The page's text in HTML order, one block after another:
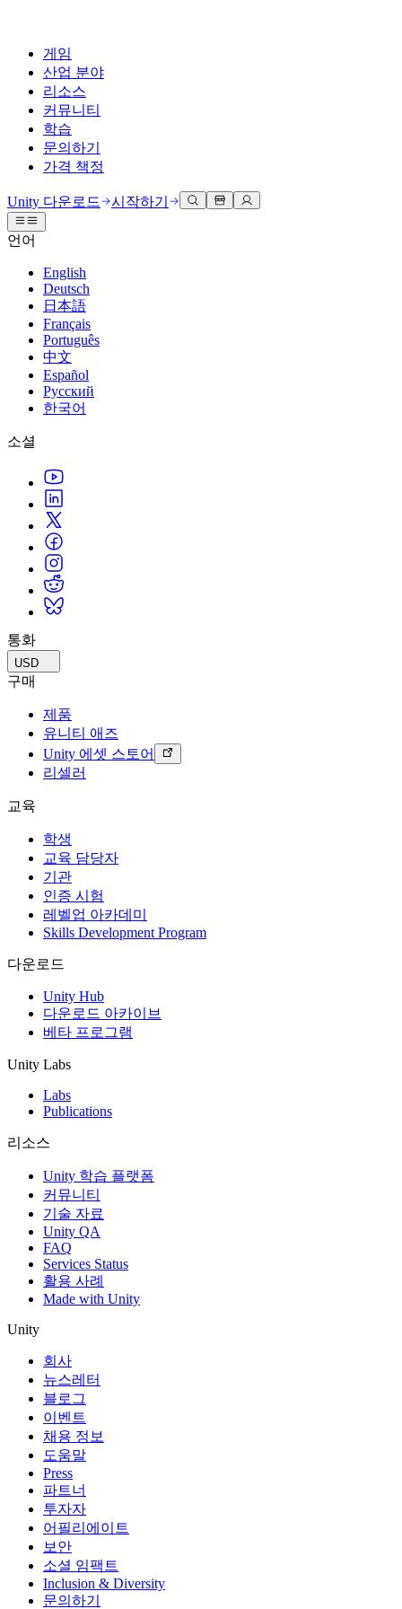
게임
산업 분야
리소스
커뮤니티
학습
문의하기
가격 책정
Unity 엔진
모든 플랫폼 위한 2D 및 3D 게임 제작
협업
팀과 함께 신속한 협업과 반복 작업을 수행하세요.
Unity 다운로드
플랜 및 가격
배포
Unity가 지원하는 25개 이상의 플랫폼을 살펴보세요.
LiveOps
출시 후 인사이트를 확인하고 라이브 게임을 운영하세요.
성장
사용자 확보
모바일 사용자를 검색하고 Acquire
매장 및 D2C 전반에 걸쳐 IAP 관리하세요.
수익화
Unity로 광고하세요
활용 부문
모바일 게임
Unity로 모바일 히트작을 제작하고 성장시키세요.
인디 게임
소규모 팀으로 대작 게임을 출시하세요.
XR 게임
여러 플랫폼에서 XR 게임을 출시하세요.
멀티플레이어 게임
멀티플레이어 게임 개발을 간소화하세요.
3D 협업
실시간 3D 프로젝트 빌드 및 검토
몰입형 교육
몰입도 높은 환경 제작
고객 경험
인터랙티브 3D 경험 제작
산업 분야
운영 우수성 확보
리테일
상점 경험을 온라인 경험으로 전환
자동차
혁신을 가속화하고 차량 내 경험을 향상시키세요.
모든 산업 보기
기술 자료
공식 유저. '광고 지면'의 타겟 고객 매뉴얼 및 API 레퍼런스
개발자 툴
릴리스 버전 및 이슈 트래커
로드맵
예정된 기능 검토
기술 용어 라이브러리
활용 사례
실제 성공 사례
베스트 프랙티스 가이드
전문가 팁
데모
데모, 샘플 및 빌딩 블록
모든 리소스
새로운 기능
블로그
업데이트, 정보, 기술 팁
뉴스
토론
토론, 문제 해결, 소통
이벤트
글로벌 이벤트 및 현지 이벤트
커뮤니티 사례
Made with Unity
Unity 크리에이터 소개
Livestreams
Unity Awards
전 세계 Unity 크리에이터 축하
Unity Learn
무료로 Unity 기술 마스터
전문 교육
Unity 강사와 함께 팀의 역량을 강화하세요
Unity 처음 사용하시나요
시작하기
학습 시작하기
Unity 사용이 처음이신가요? 여정 시작하기
사용법 가이드
실용적인 팁 및 베스트 프랙티스
교육
학생용
커리어 시작하기
교육 효율 극대화
교육 라이선스
자격증
Unity 숙련도를 입증하세요
도움 받기
성공을 위한 Unity
Success 플랜
전문가 지원을 통해 더 빠르게 목표 도달률 달성
일반적인 질문에 대한 답변
문의하기
Unity 다운로드 시작하기
언어
English
Deutsch
日本語
Français
Português
中文
Español
Русский
한국어
소셜
통화
USD
구매
제품
유니티 애즈
Unity 에셋 스토어
리셀러
교육
학생
교육 담당자
기관
인증 시험
레벨업 아카데미
Skills Development Program
다운로드
Unity Hub
다운로드 아카이브
베타 프로그램
Unity Labs
Labs
Publications
리소스
Unity 학습 플랫폼
커뮤니티
기술 자료
Unity QA
FAQ
Services Status
활용 사례
Made with Unity
Unity
회사
뉴스레터
블로그
이벤트
채용 정보
도움말
Press
파트너
투자자
어필리에이트
보안
소셜 임팩트
Inclusion & Diversity
문의하기